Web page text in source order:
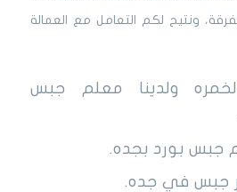
ونتيح لكم التعامل مع العمالة
ولدينا معلم جبس
جبس بورد بجده.
جبس في جده.